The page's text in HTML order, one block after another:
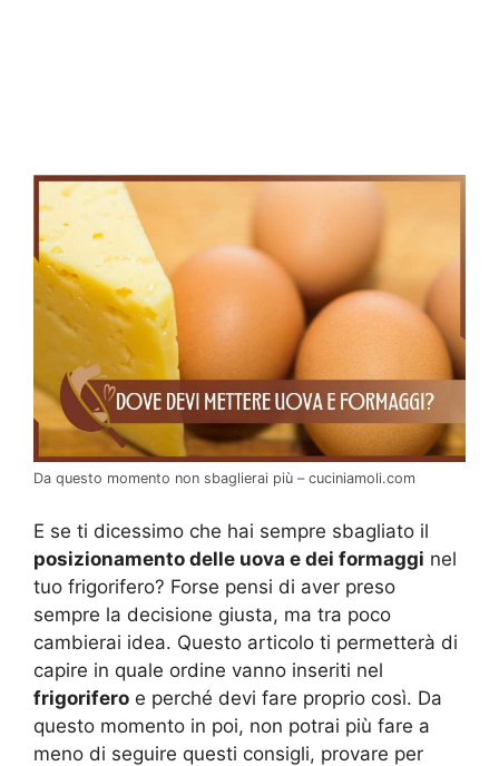
Da questo momento non sbaglierai più – cuciniamoli.com
E se ti dicessimo che hai sempre sbagliato il
posizionamento delle uova e dei formaggi nel
tuo frigorifero? Forse pensi di aver preso
sempre la decisione giusta, ma tra poco
cambierai idea. Questo articolo ti permetterà di
capire in quale ordine vanno inseriti nel
frigorifero e perché devi fare proprio così. Da
questo momento in poi, non potrai più fare a
meno di seguire questi consigli, provare per